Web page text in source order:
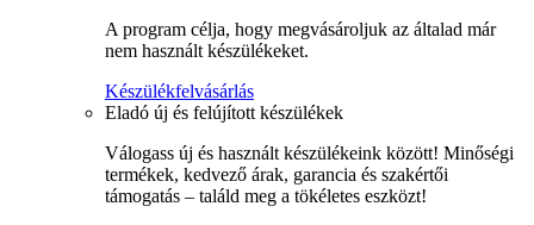
A program célja, hogy megvásároljuk az általad már
nem használt készülékeket.
Készülékfelvásárlás
Eladó új és felújított készülékek
Válogass új és használt készülékeink között! Minőségi
termékek, kedvező árak, garancia és szakértői
támogatás – találd meg a tökéletes eszközt!